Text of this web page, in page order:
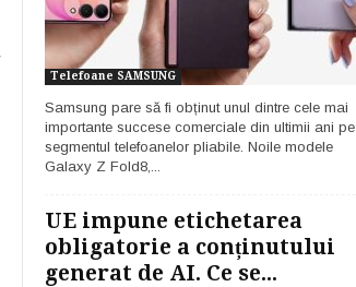
Telefoane SAMSUNG
Samsung pare să fi obținut unul dintre cele mai
importante succese comerciale din ultimii ani pe
segmentul telefoanelor pliabile. Noile modele
Galaxy Z Fold8,...
UE impune etichetarea
obligatorie a conținutului
generat de AI. Ce se...